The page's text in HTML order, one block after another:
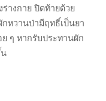
างกาย ปิดท้ายด้วย
หวานป่ามีฤทธิ์เป็นยา
ๆ หากรับประทานผัก